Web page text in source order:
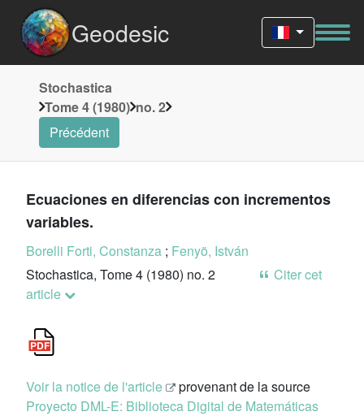
Geodesic
Stochastica
Tome 4 (1980) no. 2
Précédent
Ecuaciones en diferencias con incrementos
variables.
Borelli Forti, Constanza ; Fenyö, István
Stochastica, Tome 4 (1980) no. 2
Citer cet
article
Voir la notice de l'article
provenant de la source
Proyecto DML-E: Biblioteca Digital de Matemáticas